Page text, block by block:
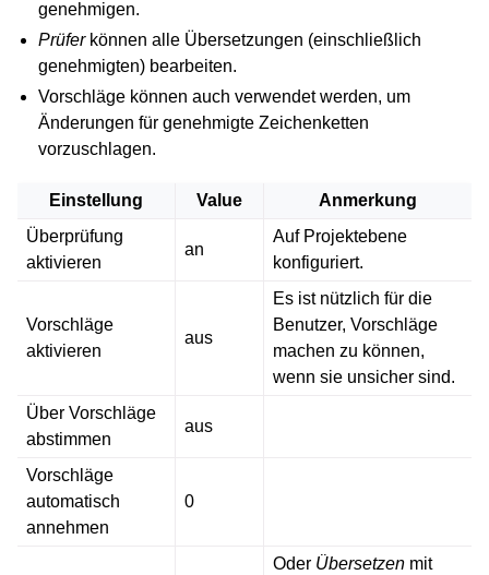
genehmigen.
Prüferkönnen alle Übersetzungen (einschließlich
genehmigten) bearbeiten.
Vorschläge können auch verwendet werden, um
Änderungen für genehmigte Zeichenketten
vorzuschlagen.
Einstellung Value
Anmerkung
Überprüfung
aktivieren
an
Auf Projektebene
konfiguriert.
Vorschläge
aktivieren
aus
Es ist nützlich für die
Benutzer, Vorschläge
machen zu können,
wenn sie unsicher sind.
Über Vorschläge
abstimmen
aus
Vorschläge
automatisch
annehmen
0
Oder Übersetzen mit